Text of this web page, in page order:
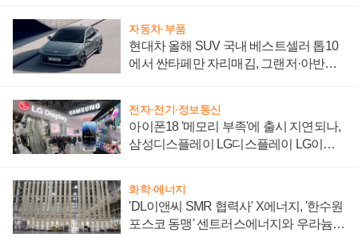
자동차·부품
현대차 올해 SUV 국내 베스트셀러 톱10
에서 싼타페만 자리매김, 그랜저·아반떼
전자·전기·정보통신
아이폰18 '메모리 부족'에 출시 지연되나,
삼성디스플레이 LG디스플레이 LG이노
화학·에너지
'DL이앤씨 SMR 협력사' X에너지, '한수원
포스코 동맹' 센트러스에너지와 우라늄